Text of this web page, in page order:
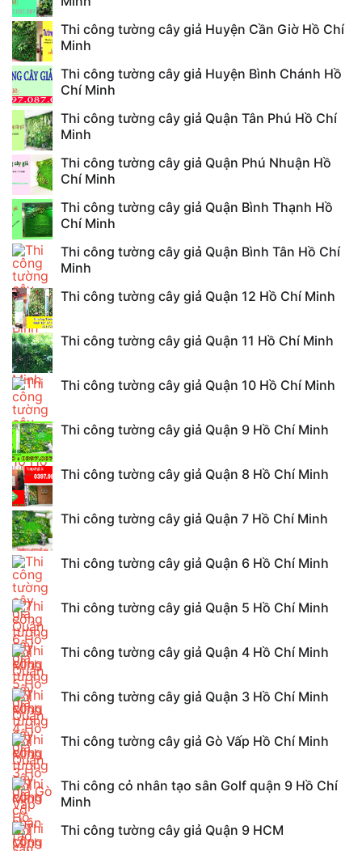
Thi công tường cây giả Huyện Cần Giờ Hồ Chí
Minh
Thi công tường cây giả Huyện Bình Chánh Hồ
Chí Minh
Thi công tường cây giả Quận Tân Phú Hồ Chí
Minh
Thi công tường cây giả Quận Phú Nhuận Hồ
Chí Minh
Thi công tường cây giả Quận Bình Thạnh Hồ
Chí Minh
Thi công tường cây giả Quận Bình Tân Hồ Chí
Minh
Thi công tường cây giả Quận 12 Hồ Chí Minh
Thi công tường cây giả Quận 11 Hồ Chí Minh
Thi công tường cây giả Quận 10 Hồ Chí Minh
Thi công tường cây giả Quận 9 Hồ Chí Minh
Thi công tường cây giả Quận 8 Hồ Chí Minh
Thi công tường cây giả Quận 7 Hồ Chí Minh
Thi công tường cây giả Quận 6 Hồ Chí Minh
Thi công tường cây giả Quận 5 Hồ Chí Minh
Thi công tường cây giả Quận 4 Hồ Chí Minh
Thi công tường cây giả Quận 3 Hồ Chí Minh
Thi công tường cây giả Gò Vấp Hồ Chí Minh
Thi công cỏ nhân tạo sân Golf quận 9 Hồ Chí
Minh
Thi công tường cây giả Quận 9 HCM